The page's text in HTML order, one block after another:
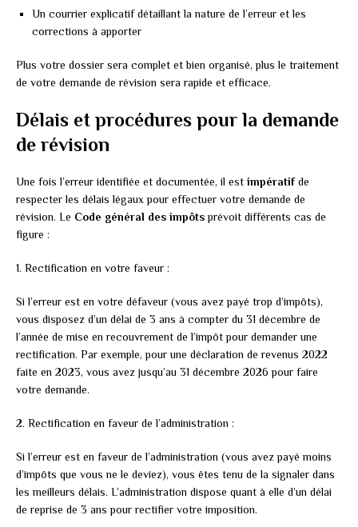
Un courrier explicatif détaillant la nature de l’erreur et les
corrections à apporter
Plus votre dossier sera complet et bien organisé, plus le traitement
de votre demande de révision sera rapide et efficace.
Délais et procédures pour la demande
de révision
Une fois l’erreur identifiée et documentée, il est impératifde
respecter les délais légaux pour effectuer votre demande de
révision. Le Code général des impôtsprévoit différents cas de
figure :
1. Rectification en votre faveur :
Si l’erreur est en votre défaveur (vous avez payé trop d’impôts),
vous disposez d’un délai de 3 ans à compter du 31 décembre de
l’année de mise en recouvrement de l’impôt pour demander une
rectification. Par exemple, pour une déclaration de revenus 2022
faite en 2023, vous avez jusqu’au 31 décembre 2026 pour faire
votre demande.
2. Rectification en faveur de l’administration :
Si l’erreur est en faveur de l’administration (vous avez payé moins
d’impôts que vous ne le deviez), vous êtes tenu de la signaler dans
les meilleurs délais. L’administration dispose quant à elle d’un délai
de reprise de 3 ans pour rectifier votre imposition.